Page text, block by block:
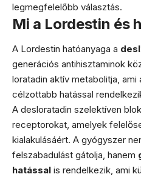
legmegfelelőbb választás.
Mi a Lordestin és
A Lordestin hatóanyaga a
generációs antihisztaminok
loratadin aktív metabolitja,
célzottabb hatással
A desloratadin szelektíven
receptorokat, amelyek
kialakulásáért. A gyógyszer
felszabadulást gátolja, hanem
hatással is rendelkezik, ami